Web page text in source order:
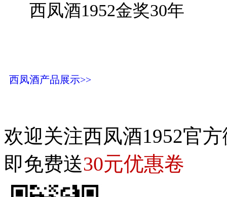
西凤酒1952金奖30年
西凤酒产品展示>>
欢迎关注西凤酒1952官
即免费送30元优惠卷